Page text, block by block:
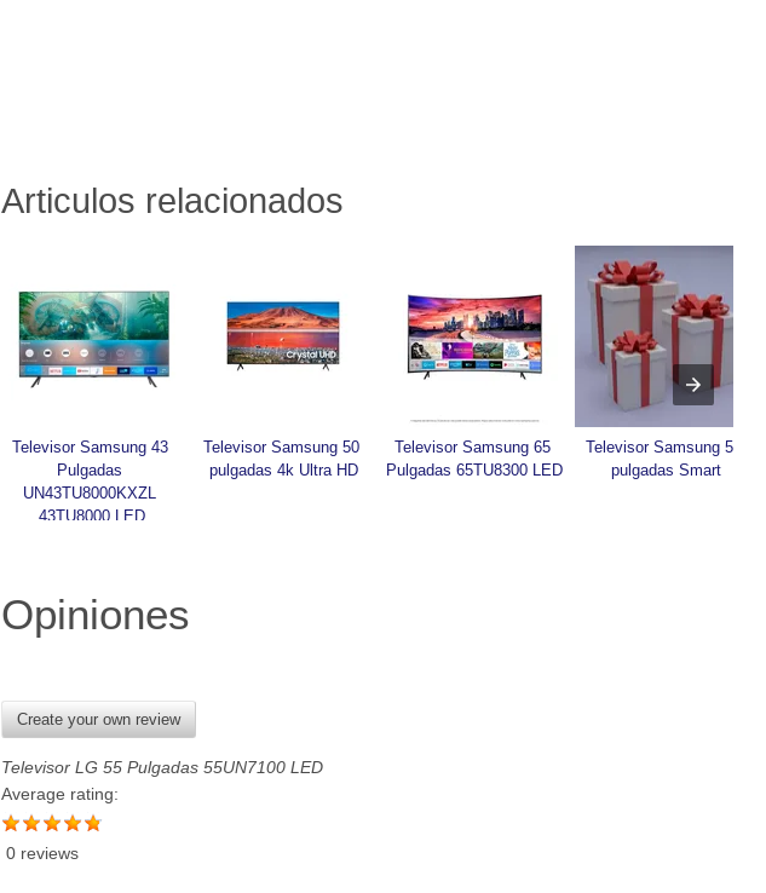
Articulos relacionados
Televisor Samsung 43
Pulgadas
UN43TU8000KXZL
43TU8000 LED
Televisor Samsung 50
pulgadas 4k Ultra HD
Televisor Samsung 65
Pulgadas 65TU8300 LED
Televisor Samsung 50
pulgadas Smart
Opiniones
Create your own review
Televisor LG 55 Pulgadas 55UN7100 LED
Average rating:
0 reviews